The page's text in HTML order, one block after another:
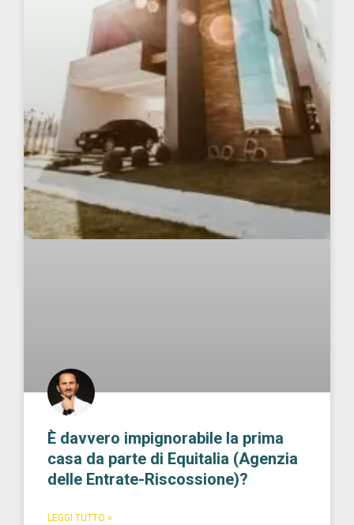
È davvero impignorabile la prima
casa da parte di Equitalia (Agenzia
delle Entrate-Riscossione)?
LEGGI TUTTO »